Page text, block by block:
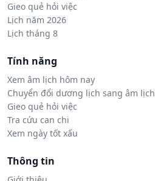
Gieo quẻ hỏi việc
Lịch năm 2026
Lịch tháng 8
Tính năng
Xem âm lịch hôm nay
Chuyển đổi dương lịch sang âm lịch
Gieo quẻ hỏi việc
Tra cứu can chi
Xem ngày tốt xấu
Thông tin